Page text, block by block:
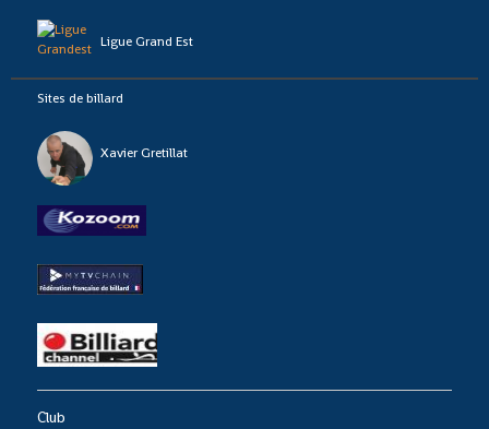
Ligue Grand Est
Sites de billard
Xavier Gretillat
Club